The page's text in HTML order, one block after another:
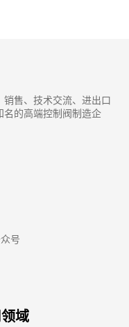
售、技术交流、进出口
名的高端控制阀制造企
号
域